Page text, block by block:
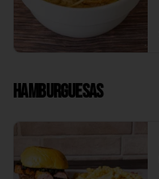
Hamburguesas